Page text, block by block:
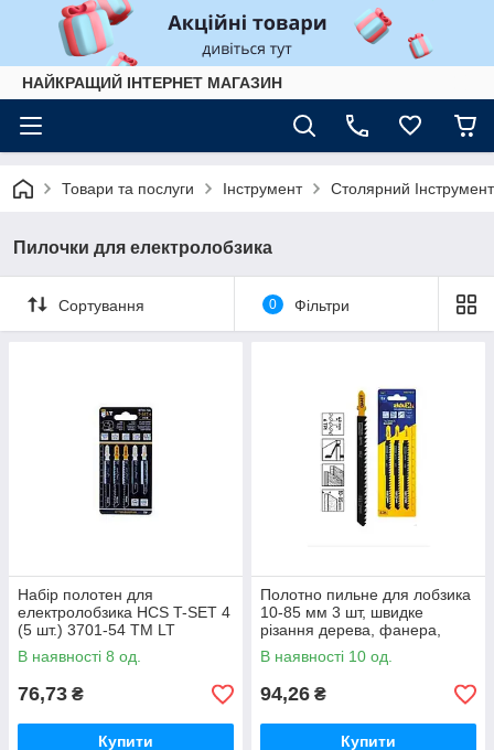
НАЙКРАЩИЙ ІНТЕРНЕТ МАГАЗИН
Товари та послуги Інструмент Столярний Інструмент
Пилочки для електролобзика
Сортування 0 Фільтри
Набір полотен для
електролобзика HCS T-SET 4
(5 шт.) 3701-54 ТМ LT
В наявності 8 од.
76,73 ₴
Купити
Полотно пильне для лобзика
10-85 мм 3 шт, швидке
різання дерева, фанера,
ДСП товщиною , крок зуба
4.0, T344D ТМ Kubis
В наявності 10 од.
94,26 ₴
Купити